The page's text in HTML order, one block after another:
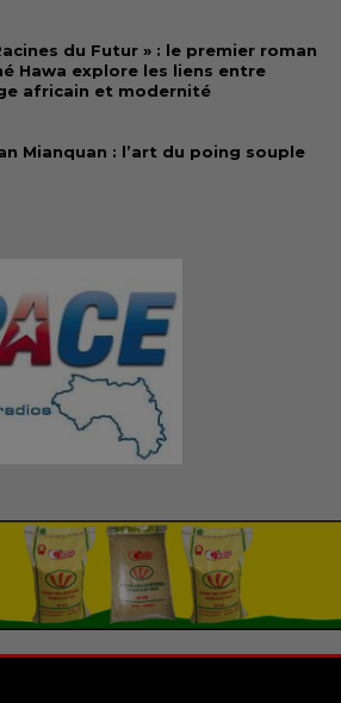
du Futur » : le premier roman
Hawa explore les liens entre
africain et modernité
Mianquan : l’art du poing souple